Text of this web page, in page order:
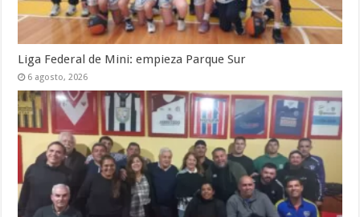
Liga Federal de Mini: empieza Parque Sur
6 agosto, 2026